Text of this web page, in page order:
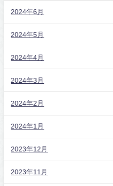
2024年6月
2024年5月
2024年4月
2024年3月
2024年2月
2024年1月
2023年12月
2023年11月